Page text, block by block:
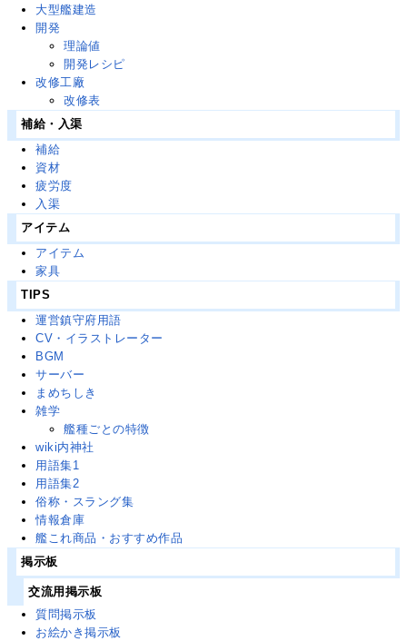
大型艦建造
開発
理論値
開発レシピ
改修工廠
改修表
補給・入渠
補給
資材
疲労度
入渠
アイテム
アイテム
家具
TIPS
運営鎮守府用語
CV・イラストレーター
BGM
サーバー
まめちしき
雑学
艦種ごとの特徴
wiki内神社
用語集1
用語集2
俗称・スラング集
情報倉庫
艦これ商品・おすすめ作品
掲示板
交流用掲示板
質問掲示板
お絵かき掲示板